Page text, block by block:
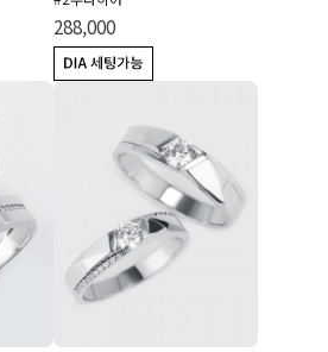
288,000